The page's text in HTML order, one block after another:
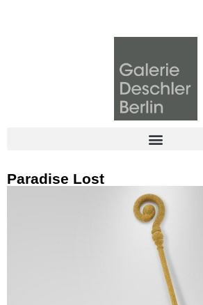
Paradise Lost